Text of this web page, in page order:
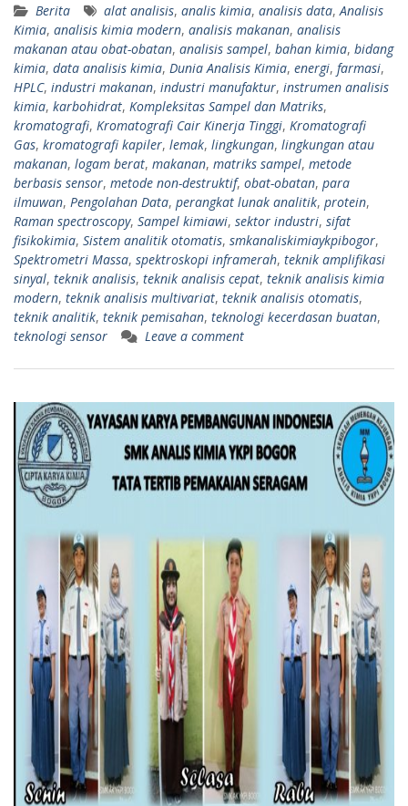
Berita alat analisis, analis kimia, analisis data, Analisis
Kimia, analisis kimia modern, analisis makanan, analisis
makanan atau obat-obatan, analisis sampel, bahan kimia, bidang
kimia, data analisis kimia, Dunia Analisis Kimia, energi, farmasi,
HPLC, industri makanan, industri manufaktur, instrumen analisis
kimia, karbohidrat, Kompleksitas Sampel dan Matriks,
kromatografi, Kromatografi Cair Kinerja Tinggi, Kromatografi
Gas, kromatografi kapiler, lemak, lingkungan, lingkungan atau
makanan, logam berat, makanan, matriks sampel, metode
berbasis sensor, metode non-destruktif, obat-obatan, para
ilmuwan, Pengolahan Data, perangkat lunak analitik, protein,
Raman spectroscopy, Sampel kimiawi, sektor industri, sifat
fisikokimia, Sistem analitik otomatis, smkanaliskimiaykpibogor,
Spektrometri Massa, spektroskopi inframerah, teknik amplifikasi
sinyal, teknik analisis, teknik analisis cepat, teknik analisis kimia
modern, teknik analisis multivariat, teknik analisis otomatis,
teknik analitik, teknik pemisahan, teknologi kecerdasan buatan,
teknologi sensor
Leave a comment